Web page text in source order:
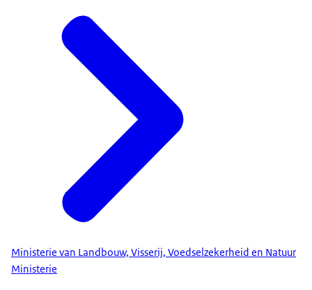
Ministerie van Landbouw, Visserij, Voedselzekerheid en Natuur
Ministerie